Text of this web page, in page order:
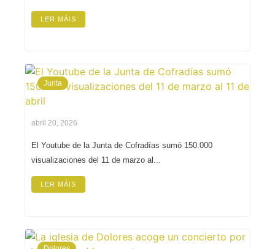
LER MÁIS
Junta
abril 20, 2026
El Youtube de la Junta de Cofradías sumó 150.000
visualizaciones del 11 de marzo al...
LER MÁIS